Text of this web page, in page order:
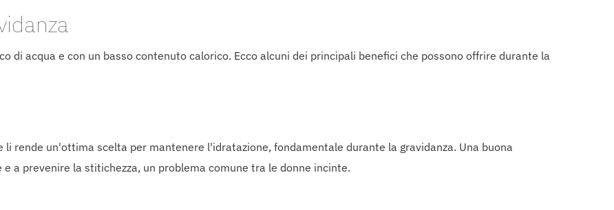
di acqua e con un basso contenuto calorico. Ecco alcuni dei principali benefici che possono offrire durante la
rende un'ottima scelta per mantenere l'idratazione, fondamentale durante la gravidanza. Una buona
a prevenire la stitichezza, un problema comune tra le donne incinte.